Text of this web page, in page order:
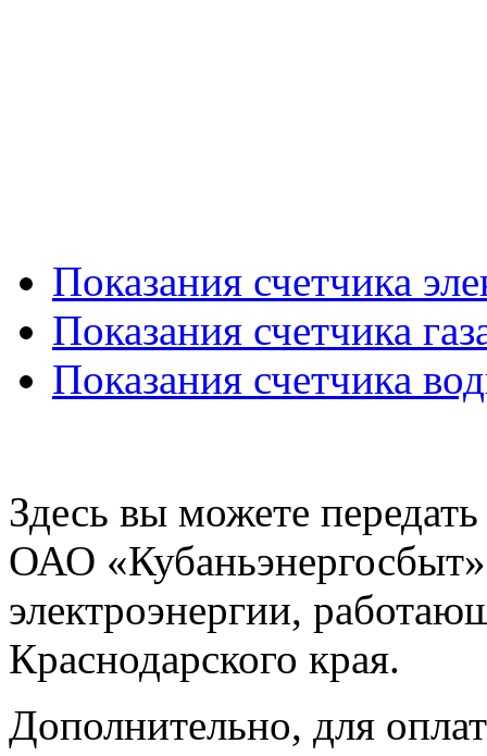
Показания счетчика
Показания счетчика
Показания счетчика
Здесь вы можете
ОАО
электроэнергии,
Краснодарского края.
Дополнительно, для